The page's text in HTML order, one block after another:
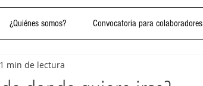
¿Quiénes somos? Convocatoria para colaboradores
1 min de lectura